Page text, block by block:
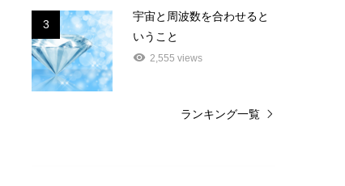
3
宇宙と周波数を合わせると
いうこと
2,555 views
ランキング一覧